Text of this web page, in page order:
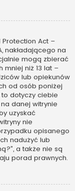
Protection Act –
nakładającego na
mogą zbierać
niż 13 lat –
lub opiekunów
od osób poniżej
dotyczy ciebie
danej witrynie
uzyskać
nie
opisanego
nadużyć lub
a także nie są
porad prawnych.